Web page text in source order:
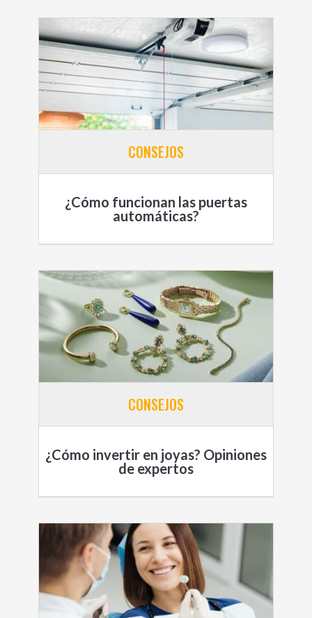
CONSEJOS
¿Cómo funcionan las puertas
automáticas?
CONSEJOS
¿Cómo invertir en joyas? Opiniones
de expertos